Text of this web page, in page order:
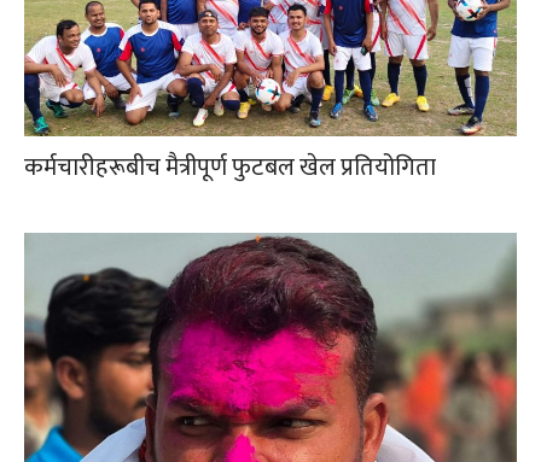
कर्मचारीहरूबीच मैत्रीपूर्ण फुटबल खेल प्रतियोगिता